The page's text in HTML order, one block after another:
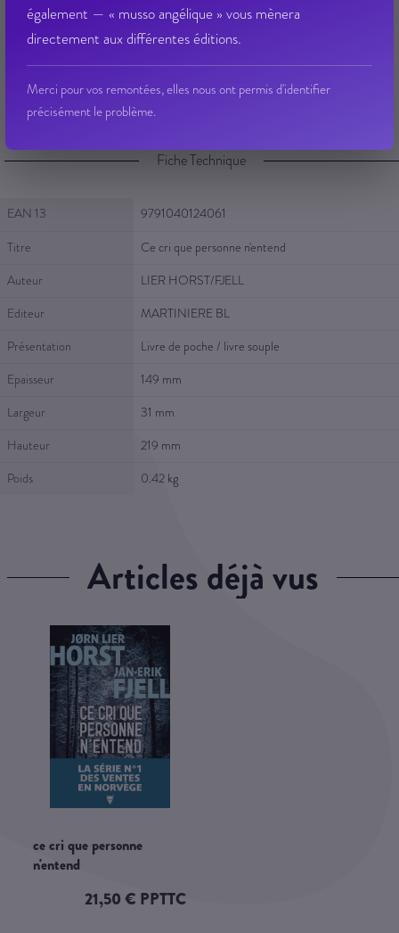
également — « musso angélique » vous mènera
directement aux différentes éditions.
Merci pour vos remontées, elles nous ont permis d'identifier
précisément le problème.
Poser une question sur cet article
Partager sur Facebook
Fiche Technique
Fiche Technique
EAN 13
9791040124061
Titre
Ce cri que personne n'entend
Auteur
LIER HORST/FJELL
Editeur
MARTINIERE BL
Présentation
Livre de poche / livre souple
Epaisseur
149 mm
Largeur
31 mm
Hauteur
219 mm
Poids
0.42 kg
articles déjà vus
ce cri que personne
n'entend
21,50 € PPTTC